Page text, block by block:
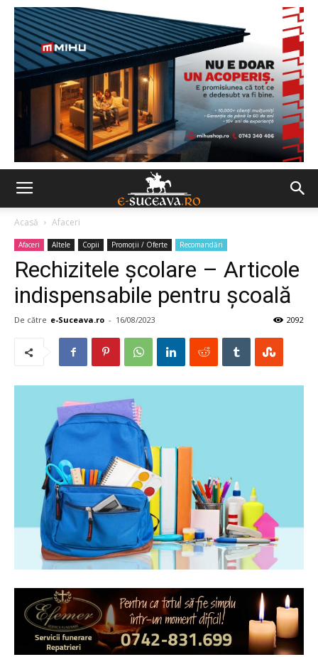
Acasă Afaceri
Afaceri Altele Copii Promoții / Oferte Recomandări
Rechizitele şcolare – Articole
indispensabile pentru şcoală
De către e-Suceava.ro - 16/08/2023 2092